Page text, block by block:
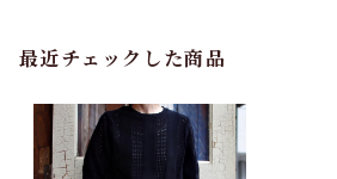
最近チェックした商品